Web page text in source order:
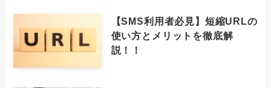
【SMS利用者必見】短縮URLの
使い方とメリットを徹底解
説！！